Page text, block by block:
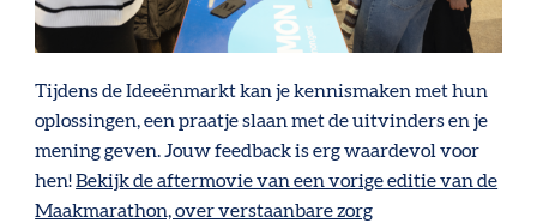
Tijdens de Ideeënmarkt kan je kennismaken met hun
oplossingen, een praatje slaan met de uitvinders en je
mening geven. Jouw feedback is erg waardevol voor
hen!Bekijk de aftermovie van een vorige editie van de
Maakmarathon, over verstaanbare zorg